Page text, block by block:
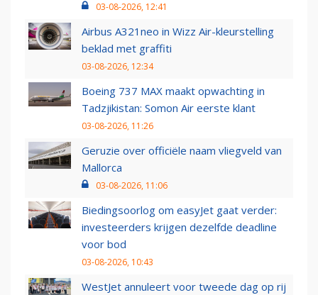
03-08-2026, 12:41
Airbus A321neo in Wizz Air-kleurstelling
beklad met graffiti
03-08-2026, 12:34
Boeing 737 MAX maakt opwachting in
Tadzjikistan: Somon Air eerste klant
03-08-2026, 11:26
Geruzie over officiële naam vliegveld van
Mallorca
03-08-2026, 11:06
Biedingsoorlog om easyJet gaat verder:
investeerders krijgen dezelfde deadline
voor bod
03-08-2026, 10:43
WestJet annuleert voor tweede dag op rij